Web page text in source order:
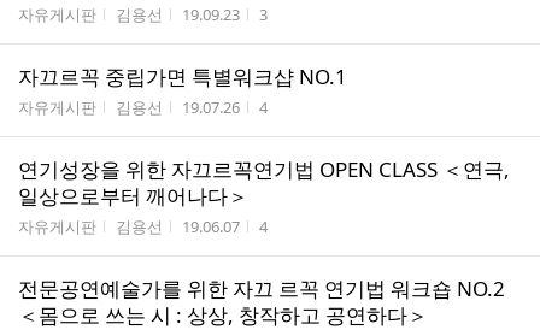
게시판명
자유게시판 작성자
김용선 작성시간
19.09.23 조회수
3
자끄르꼭 중립가면 특별워크샵 NO.1
게시판명
자유게시판 작성자
김용선 작성시간
19.07.26 조회수
4
연기성장을 위한 자끄르꼭연기법 OPEN CLASS ＜연극,
일상으로부터 깨어나다＞
게시판명
자유게시판 작성자
김용선 작성시간
19.06.07 조회수
4
전문공연예술가를 위한 자끄 르꼭 연기법 워크숍 NO.2
＜몸으로 쓰는 시 : 상상, 창작하고 공연하다＞